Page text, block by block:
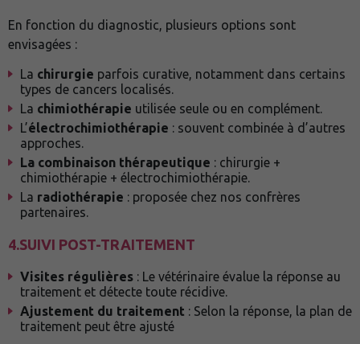
En fonction du diagnostic, plusieurs options sont
envisagées :
La chirurgie parfois curative, notamment dans certains
types de cancers localisés.
La chimiothérapie utilisée seule ou en complément.
L’électrochimiothérapie : souvent combinée à d’autres
approches.
La combinaison thérapeutique : chirurgie +
chimiothérapie + électrochimiothérapie.
La radiothérapie : proposée chez nos confrères
partenaires.
4.SUIVI POST-TRAITEMENT
Visites régulières : Le vétérinaire évalue la réponse au
traitement et détecte toute récidive.
Ajustement du traitement : Selon la réponse, la plan de
traitement peut être ajusté